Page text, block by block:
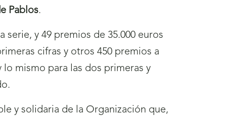
Pablos.
y 49 premios de 35.000 euros
cifras y otros 450 premios a
mismo para las dos primeras y
y solidaria de la Organización que,